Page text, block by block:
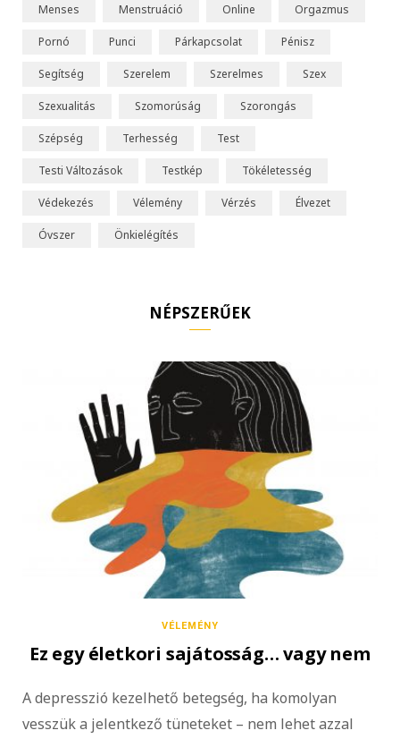
Menses Menstruáció Online Orgazmus
Pornó Punci Párkapcsolat Pénisz
Segítség Szerelem Szerelmes Szex
Szexualitás Szomorúság Szorongás
Szépség Terhesség Test
Testi Változások Testkép Tökéletesség
Védekezés Vélemény Vérzés Élvezet
Óvszer Önkielégítés
NÉPSZERŰEK
VÉLEMÉNY
Ez egy életkori sajátosság… vagy nem
A depresszió kezelhető betegség, ha komolyan
vesszük a jelentkező tüneteket – nem lehet azzal